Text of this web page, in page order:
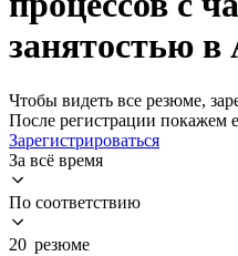
занятостью
Чтобы видеть все резюме,
После регистрации покажем
Зарегистрироваться
За всё время
По соответствию
20 резюме